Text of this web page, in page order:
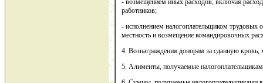
- возмещением иных расходов, включая
работников;
- исполнением налогоплательщиком трудовых
местность и возмещение командировочных
4. Вознаграждения донорам за сданную
5. Алименты, получаемые